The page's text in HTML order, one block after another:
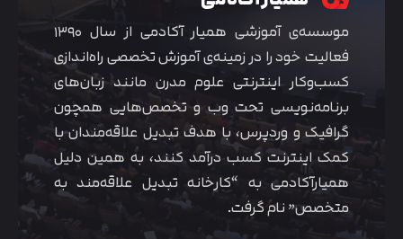
موسسه‌ی آموزشی همیار آکادمی از سال ۱۳۹۰
فعالیت خود را در زمینه‌ی آموزش تخصصی راه‌اندازی
کسب‌و‌کار اینترنتی علوم مدرن مانند زبان‌های
برنامه‌نویسی تحت وب و تخصص‌هایی همچون
گرافیک و وردپرس، با هدف تبدیل علاقه‌مندان با
کمک اینترنت کسب درآمد کنند، به همین دلیل
همیارآکادمی به “کارخانه تبدیل علاقه‌مند به
متخصص” نام گرفت.